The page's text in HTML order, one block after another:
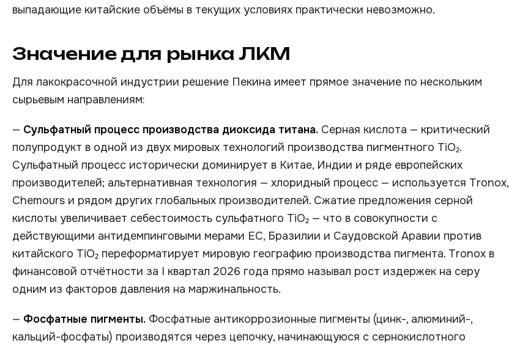
выпадающие китайские объёмы в текущих условиях практически невозможно.
Значение для рынка ЛКМ
Для лакокрасочной индустрии решение Пекина имеет прямое значение по нескольким
сырьевым направлениям:
— Сульфатный процесс производства диоксида титана. Серная кислота — критический
полупродукт в одной из двух мировых технологий производства пигментного TiO₂.
Сульфатный процесс исторически доминирует в Китае, Индии и ряде европейских
производителей; альтернативная технология — хлоридный процесс — используется Tronox,
Chemours и рядом других глобальных производителей. Сжатие предложения серной
кислоты увеличивает себестоимость сульфатного TiO₂ — что в совокупности с
действующими антидемпинговыми мерами ЕС, Бразилии и Саудовской Аравии против
китайского TiO₂ переформатирует мировую географию производства пигмента. Tronox в
финансовой отчётности за I квартал 2026 года прямо называл рост издержек на серу
одним из факторов давления на маржинальность.
— Фосфатные пигменты. Фосфатные антикоррозионные пигменты (цинк-, алюминий-,
кальций-фосфаты) производятся через цепочку, начинающуюся с сернокислотного